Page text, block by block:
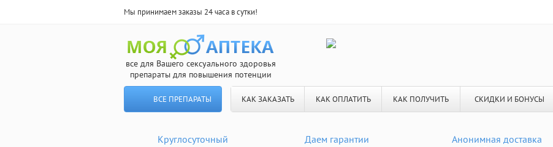
Мы принимаем заказы 24 часа в сутки!
все для Вашего сексуального здоровья
препараты для повышения потенции
ВСЕ ПРЕПАРАТЫ КАК ЗАКАЗАТЬ КАК ОПЛАТИТЬ КАК ПОЛУЧИТЬ СКИДКИ И БОНУСЫ
Круглосуточный Даем гарантии Анонимная доставка